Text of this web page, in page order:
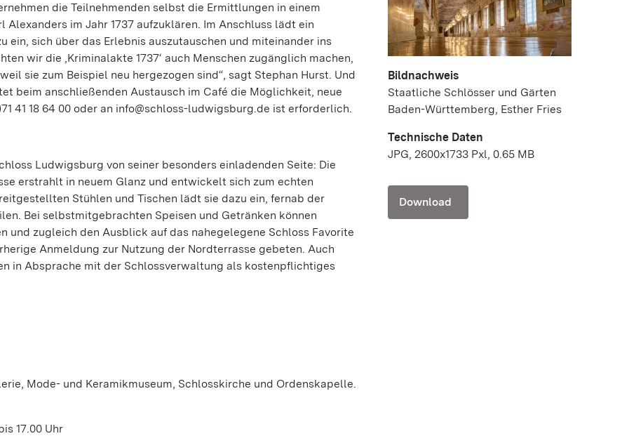
die Teilnehmenden selbst die Ermittlungen in einem
im Jahr 1737 aufzuklären. Im Anschluss lädt ein
sich über das Erlebnis auszutauschen und miteinander ins
wir die ‚Kriminalakte 1737‘ auch Menschen zugänglich machen,
sie zum Beispiel neu hergezogen sind“, sagt Stephan Hurst. Und
beim anschließenden Austausch im Café die Möglichkeit, neue
41 18 64 00 oder an info@schloss-ludwigsburg.de ist erforderlich.
Ludwigsburg von seiner besonders einladenden Seite: Die
erstrahlt in neuem Glanz und entwickelt sich zum echten
Stühlen und Tischen lädt sie dazu ein, fernab der
Bei selbstmitgebrachten Speisen und Getränken können
und zugleich den Ausblick auf das nahegelegene Schloss Favorite
Anmeldung zur Nutzung der Nordterrasse gebeten. Auch
in Absprache mit der Schlossverwaltung als kostenpflichtiges
Mode- und Keramikmuseum, Schlosskirche und Ordenskapelle.
17.00 Uhr
Bildnachweis
Staatliche Schlösser und Gärten
Baden-Württemberg, Esther Fries
Technische Daten
JPG, 2600x1733 Pxl, 0.65 MB
Download